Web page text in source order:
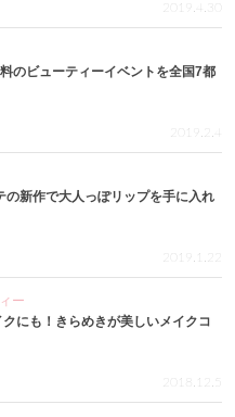
2019.4.30
料のビューティーイベントを全国7都
2019.2.4
の新作で大人っぽリップを手に入れ
2019.1.22
ー
にも！きらめきが美しいメイクコ
2018.12.5